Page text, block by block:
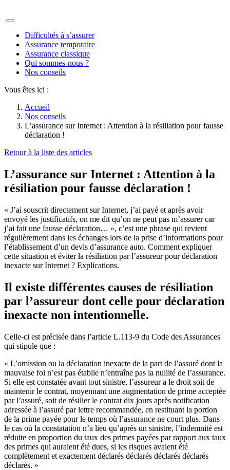
Difficultés à s’assurer
Assurance temporaire
Assurance classique
Qui sommes-nous ?
Nos conseils
Vous êtes ici :
Accueil
Nos conseils
L’assurance sur Internet : Attention à la résiliation pour fausse
déclaration !
Retour à la liste des articles
L’assurance sur Internet : Attention à la
résiliation pour fausse déclaration !
« J’ai souscrit directement sur Internet, j’ai payé et après avoir
envoyé les justificatifs, on me dit qu’on ne peut pas m’assurer car
j’ai fait une fausse déclaration… », c’est une phrase qui revient
régulièrement dans les échanges lors de la prise d’informations pour
l’établissement d’un devis d’assurance auto. Comment expliquer
cette situation et éviter la résiliation par l’assureur pour déclaration
inexacte sur Internet ? Explications.
Il existe différentes causes de résiliation
par l’assureur dont celle pour déclaration
inexacte non intentionnelle.
Celle-ci est précisée dans l’article L.113-9 du Code des Assurances
qui stipule que :
« L’omission ou la déclaration inexacte de la part de l’assuré dont la
mauvaise foi n’est pas établie n’entraîne pas la nullité de l’assurance.
Si elle est constatée avant tout sinistre, l’assureur a le droit soit de
maintenir le contrat, moyennant une augmentation de prime acceptée
par l’assuré, soit de résilier le contrat dix jours après notification
adressée à l’assuré par lettre recommandée, en restituant la portion
de la prime payée pour le temps où l’assurance ne court plus. Dans
le cas où la constatation n’a lieu qu’après un sinistre, l’indemnité est
réduite en proportion du taux des primes payées par rapport aux taux
des primes qui auraient été dues, si les risques avaient été
complètement et exactement déclarés déclarés déclarés déclarés
déclarés. »